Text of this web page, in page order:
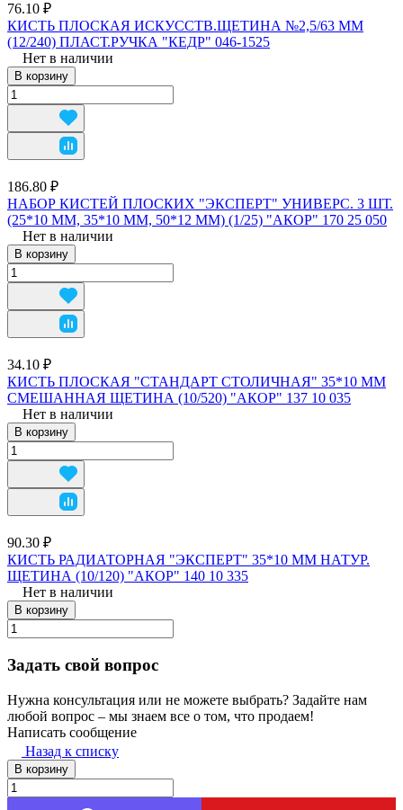
76.10 ₽
КИСТЬ ПЛОСКАЯ ИСКУССТВ.ЩЕТИНА №2,5/63 ММ
(12/240) ПЛАСТ.РУЧКА "КЕДР" 046-1525
Нет в наличии
В корзину
186.80 ₽
НАБОР КИСТЕЙ ПЛОСКИХ "ЭКСПЕРТ" УНИВЕРС. 3 ШТ.
(25*10 ММ, 35*10 ММ, 50*12 ММ) (1/25) "АКОР" 170 25 050
Нет в наличии
В корзину
34.10 ₽
КИСТЬ ПЛОСКАЯ "СТАНДАРТ СТОЛИЧНАЯ" 35*10 ММ
СМЕШАННАЯ ЩЕТИНА (10/520) "АКОР" 137 10 035
Нет в наличии
В корзину
90.30 ₽
КИСТЬ РАДИАТОРНАЯ "ЭКСПЕРТ" 35*10 ММ НАТУР.
ЩЕТИНА (10/120) "АКОР" 140 10 335
Нет в наличии
В корзину
Задать свой вопрос
Нужна консультация или не можете выбрать? Задайте нам
любой вопрос – мы знаем все о том, что продаем!
Написать сообщение
Назад к списку
В корзину